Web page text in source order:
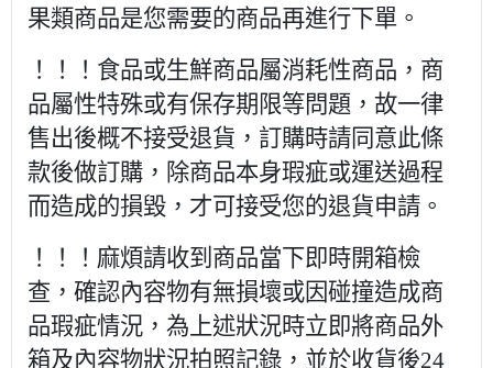
果類商品是您需要的商品再進行下單。
！！！食品或生鮮商品屬消耗性商品，商
品屬性特殊或有保存期限等問題，故一律
售出後概不接受退貨，訂購時請同意此條
款後做訂購，除商品本身瑕疵或運送過程
而造成的損毀，才可接受您的退貨申請。
！！！麻煩請收到商品當下即時開箱檢
查，確認內容物有無損壞或因碰撞造成商
品瑕疵情況，為上述狀況時立即將商品外
箱及內容物狀況拍照記錄，並於收貨後24